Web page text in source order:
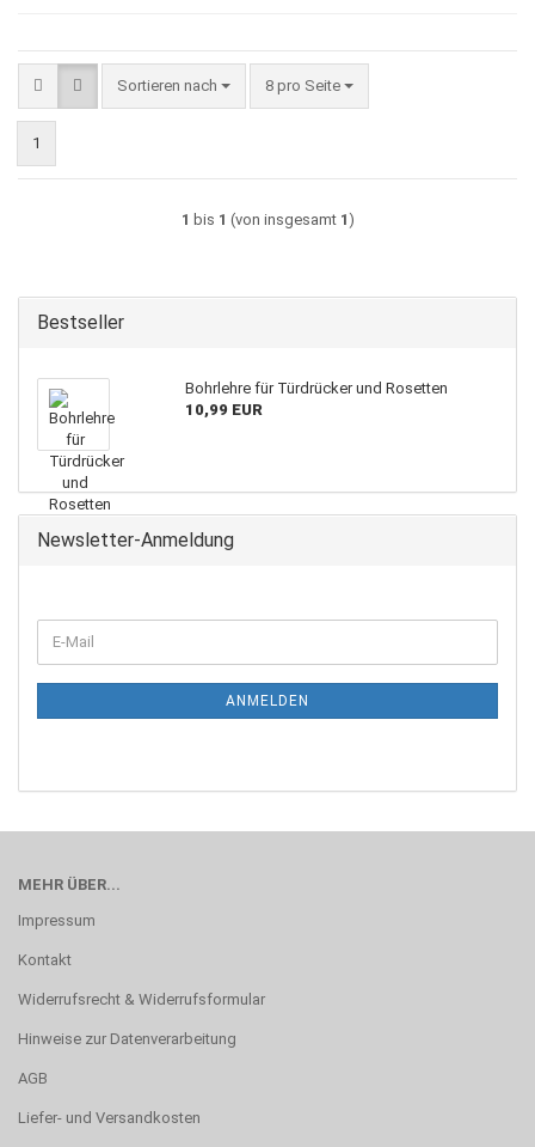
Sortieren nach
Sortieren nach 8 pro Seite
pro Seite
1
1 bis 1 (von insgesamt 1)
Bestseller
Bohrlehre für Türdrücker und Rosetten
10,99 EUR
Newsletter-Anmeldung
ZUR
E-
Mail
ANMELDEN
MEHR ÜBER...
Impressum
Kontakt
Widerrufsrecht & Widerrufsformular
Hinweise zur Datenverarbeitung
AGB
Liefer- und Versandkosten